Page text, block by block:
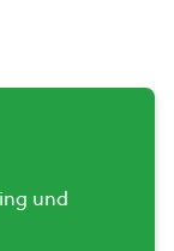
und